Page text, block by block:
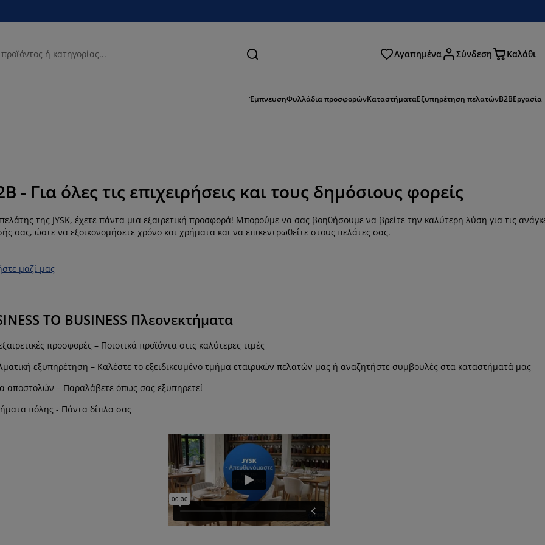
Αναζήτηση Αγαπημένα Σύνδεση Καλάθι
ΈμπνευσηΦυλλάδια προσφορώνΚαταστήματαΕξυπηρέτηση πελατώνB2BΕργασία
- Για όλες τις επιχειρήσεις και τους δημόσιους φορείς
της JYSK, έχετε πάντα μια εξαιρετική προσφορά! Μπορούμε να σας βοηθήσουμε να βρείτε την καλύτερη λύση για τις
σας, ώστε να εξοικονομήσετε χρόνο και χρήματα και να επικεντρωθείτε στους πελάτες σας.
μαζί μας
TO BUSINESS Πλεονεκτήματα
προσφορές – Ποιοτικά προϊόντα στις καλύτερες τιμές
εξυπηρέτηση – Καλέστε το εξειδικευμένο τμήμα εταιρικών πελατών μας ή αναζητήστε συμβουλές στα καταστήματά μας
αποστολών – Παραλάβετε όπως σας εξυπηρετεί
πόλης - Πάντα δίπλα σας